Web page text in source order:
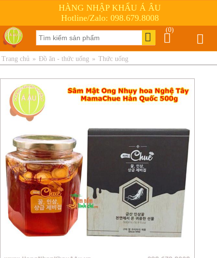
HÀNG NHẬP KHẨU Á ÂU
Hotline/Zalo: 098.679.8008
(0)
Trang chủ » Đồ ăn - thức uống » Thức uống